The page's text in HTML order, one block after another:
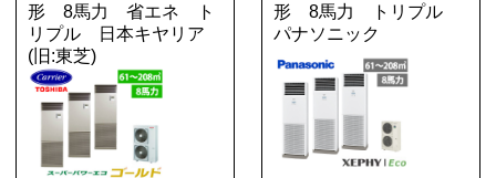
形 8馬力 省エネ ト
リプル 日本キヤリア
(旧:東芝)
形 8馬力 トリプル
パナソニック